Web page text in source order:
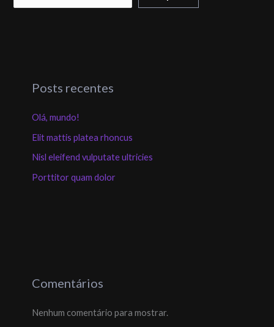
Posts recentes
Olá, mundo!
Elit mattis platea rhoncus
Nisl eleifend vulputate ultricies
Porttitor quam dolor
Comentários
Nenhum comentário para mostrar.